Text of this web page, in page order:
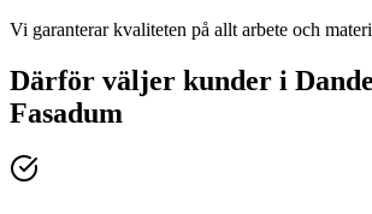
Vi garanterar kvaliteten på allt arbete och
Därför väljer kunder i
Fasadum